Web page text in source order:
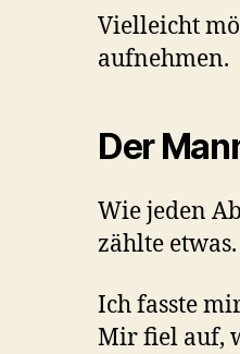
Vielleicht
aufnehmen.
Der
Wie jeden
zählte etwas.
Ich fasste
Mir fiel auf,